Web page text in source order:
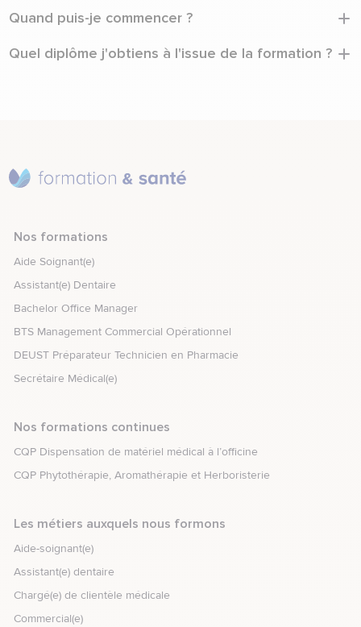
dans la santé. C'est justement fait pour vous permettre
Quand puis-je commencer ?
Il y a plusieurs rentrées par an. Vous pouvez candidater à
tout moment.
Quel diplôme j'obtiens à l'issue de la formation ?
Nos formations
Aide Soignant(e)
Assistant(e) Dentaire
Bachelor Office Manager
BTS Management Commercial Opérationnel
DEUST Préparateur Technicien en Pharmacie
Secrétaire Médical(e)
Nos formations continues
CQP Dispensation de matériel médical à l’officine
CQP Phytothérapie, Aromathérapie et Herboristerie
Les métiers auxquels nous formons
Aide-soignant(e)
Assistant(e) dentaire
Chargé(e) de clientèle médicale
Commercial(e)